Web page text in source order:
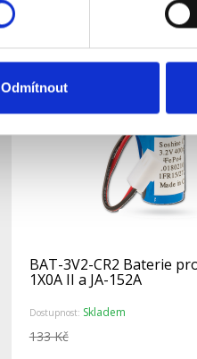
Odmítnout
BAT-3V2-CR2 Baterie
1X0A II a JA-152A
Dostupnost: Skladem
133 Kč